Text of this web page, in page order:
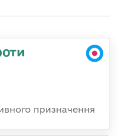
призначення